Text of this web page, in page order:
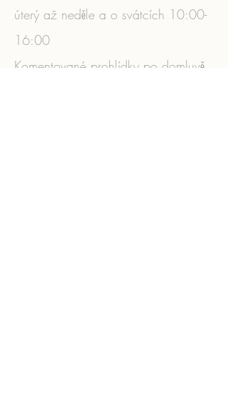
úterý až neděle a o svátcích 10:00-
16:00
Komentované prohlídky po domluvě.